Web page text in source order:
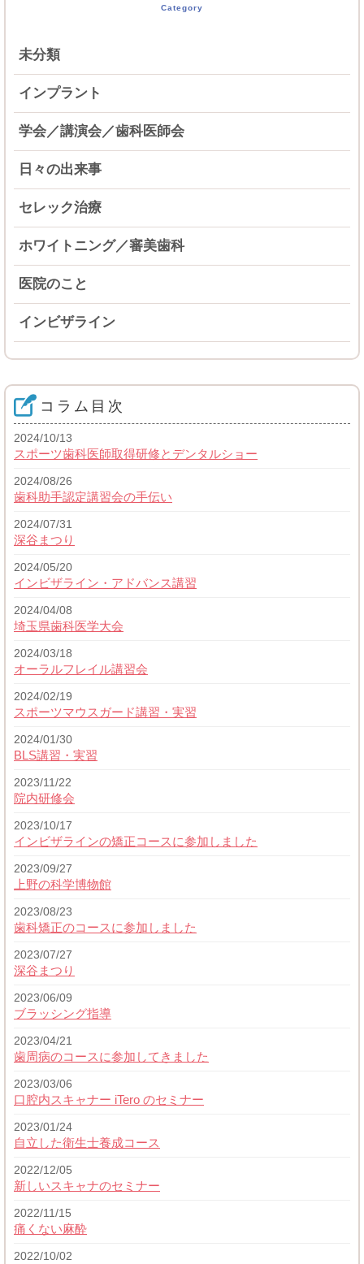
Category
未分類
インプラント
学会／講演会／歯科医師会
日々の出来事
セレック治療
ホワイトニング／審美歯科
医院のこと
インビザライン
コラム目次
2024/10/13
スポーツ歯科医師取得研修とデンタルショー
2024/08/26
歯科助手認定講習会の手伝い
2024/07/31
深谷まつり
2024/05/20
インビザライン・アドバンス講習
2024/04/08
埼玉県歯科医学大会
2024/03/18
オーラルフレイル講習会
2024/02/19
スポーツマウスガード講習・実習
2024/01/30
BLS講習・実習
2023/11/22
院内研修会
2023/10/17
インビザラインの矯正コースに参加しました
2023/09/27
上野の科学博物館
2023/08/23
歯科矯正のコースに参加しました
2023/07/27
深谷まつり
2023/06/09
ブラッシング指導
2023/04/21
歯周病のコースに参加してきました
2023/03/06
口腔内スキャナー iTero のセミナー
2023/01/24
自立した衛生士養成コース
2022/12/05
新しいスキャナのセミナー
2022/11/15
痛くない麻酔
2022/10/02